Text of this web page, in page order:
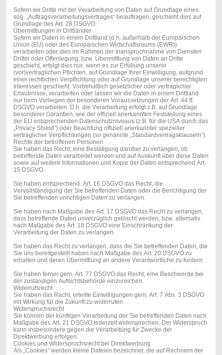
Sofern wir Dritte mit der Verarbeitung von Daten auf Grundlage eines
sog. „Auftragsverarbeitungsvertrages“ beauftragen, geschieht dies auf
Grundlage des Art. 28 DSGVO.
Übermittlungen in Drittländer
Sofern wir Daten in einem Drittland (d.h. außerhalb der Europäischen
Union (EU) oder des Europäischen Wirtschaftsraums (EWR))
verarbeiten oder dies im Rahmen der Inanspruchnahme von Diensten
Dritter oder Offenlegung, bzw. Übermittlung von Daten an Dritte
geschieht, erfolgt dies nur, wenn es zur Erfüllung unserer
(vor)vertraglichen Pflichten, auf Grundlage Ihrer Einwilligung, aufgrund
einer rechtlichen Verpflichtung oder auf Grundlage unserer berechtigten
Interessen geschieht. Vorbehaltlich gesetzlicher oder vertraglicher
Erlaubnisse, verarbeiten oder lassen wir die Daten in einem Drittland
nur beim Vorliegen der besonderen Voraussetzungen der Art. 44 ff.
DSGVO verarbeiten. D.h. die Verarbeitung erfolgt z.B. auf Grundlage
besonderer Garantien, wie der offiziell anerkannten Feststellung eines
der EU entsprechenden Datenschutzniveaus (z.B. für die USA durch das
„Privacy Shield“) oder Beachtung offiziell anerkannter spezieller
vertraglicher Verpflichtungen (so genannte „Standardvertragsklauseln“).
Rechte der betroffenen Personen
Sie haben das Recht, eine Bestätigung darüber zu verlangen, ob
betreffende Daten verarbeitet werden und auf Auskunft über diese Daten
sowie auf weitere Informationen und Kopie der Daten entsprechend Art.
15 DSGVO.
Sie haben entsprechend. Art. 16 DSGVO das Recht, die
Vervollständigung der Sie betreffenden Daten oder die Berichtigung der
Sie betreffenden unrichtigen Daten zu verlangen.
Sie haben nach Maßgabe des Art. 17 DSGVO das Recht zu verlangen,
dass betreffende Daten unverzüglich gelöscht werden, bzw. alternativ
nach Maßgabe des Art. 18 DSGVO eine Einschränkung der
Verarbeitung der Daten zu verlangen.
Sie haben das Recht zu verlangen, dass die Sie betreffenden Daten, die
Sie uns bereitgestellt haben nach Maßgabe des Art. 20 DSGVO zu
erhalten und deren Übermittlung an andere Verantwortliche zu fordern.
Sie haben ferner gem. Art. 77 DSGVO das Recht, eine Beschwerde bei
der zuständigen Aufsichtsbehörde einzureichen.
Widerrufsrecht
Sie haben das Recht, erteilte Einwilligungen gem. Art. 7 Abs. 3 DSGVO
mit Wirkung für die Zukunft zu widerrufen
Widerspruchsrecht
Sie können der künftigen Verarbeitung der Sie betreffenden Daten nach
Maßgabe des Art. 21 DSGVO jederzeit widersprechen. Der Widerspruch
kann insbesondere gegen die Verarbeitung für Zwecke der
Direktwerbung erfolgen.
Cookies und Widerspruchsrecht bei Direktwerbung
Als „Cookies“ werden kleine Dateien bezeichnet, die auf Rechnern der